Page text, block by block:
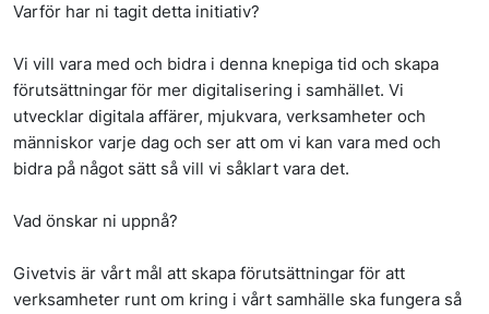
Varför har ni tagit detta initiativ?
Vi vill vara med och bidra i denna knepiga tid och skapa
förutsättningar för mer digitalisering i samhället. Vi
utvecklar digitala affärer, mjukvara, verksamheter och
människor varje dag och ser att om vi kan vara med och
bidra på något sätt så vill vi såklart vara det.
Vad önskar ni uppnå?
Givetvis är vårt mål att skapa förutsättningar för att
verksamheter runt om kring i vårt samhälle ska fungera så